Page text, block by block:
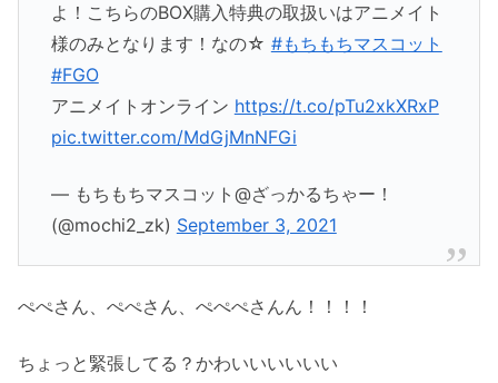
よ！こちらのBOX購入特典の取扱いはアニメイト
様のみとなります！なの☆ #もちもちマスコット
#FGO
アニメイトオンライン https://t.co/pTu2xkXRxP
pic.twitter.com/MdGjMnNFGi
— もちもちマスコット@ざっかるちゃー！
(@mochi2_zk) September 3, 2021
ぺぺさん、ぺぺさん、ぺぺぺさんん！！！！
ちょっと緊張してる？かわいいいいいい